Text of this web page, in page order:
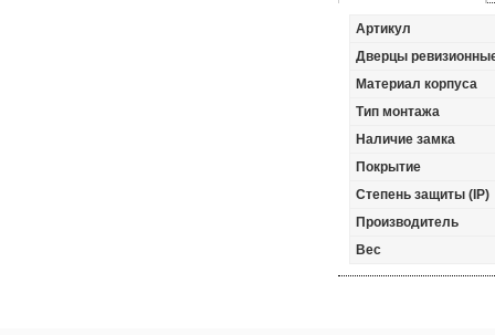
Артикул
Дверцы
Материал корпуса
Тип монтажа
Наличие замка
Покрытие
Степень защиты (IP)
Производитель
Вес